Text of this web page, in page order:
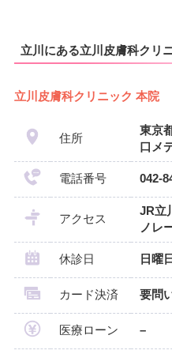
立川にある立川皮膚科クリ
立川皮膚科クリニック 本院
住所
東京
口メ
電話番号 042-
アクセス
JR立
ノレ
休診日 日曜
カード決済 要問
医療ローン –